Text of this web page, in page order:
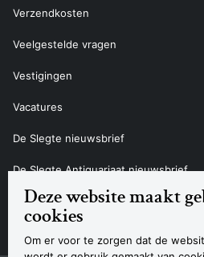
Deze website maakt
cookies
Om er voor te zorgen dat de
Verzendkosten
Veelgestelde vragen
Vestigingen
Vacatures
De Slegte nieuwsbrief
De Slegte Antiquariaat nieuwsbrief
Contact